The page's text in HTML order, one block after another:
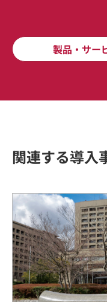
製品・サー
関連する導入